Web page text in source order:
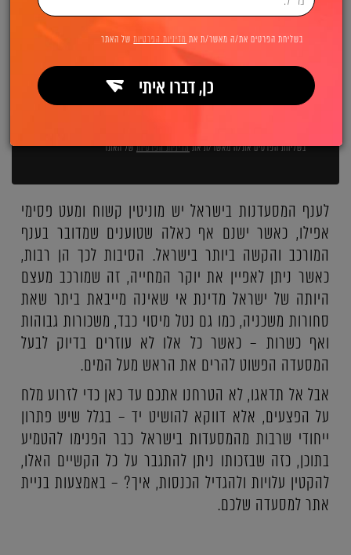
בשליחת הפרטים את/ה מאשר/ת אתמדיניות הפרטיותשל האתר
לענף המסעדנות בישראל יש מוניטין קשוח ומעט פסימי
אפילו, כאשר ישנם אף כאלה שטוענים שמדובר בענף
המורכב והקשה ביותר בישראל. הסיבות לכך הן רבות,
כאשר ניתן לאפיין את יוקר המחייה, זה שמורכב מעצם
היותה של ישראל מדינת אי שאינה מייבאת ביתר שאת
סחורות משכניה, כמו גם נטל מיסוי כבד, משכורות גבוהות
ואף כשרות – כאשר כל אלו לא עוזרים בדיוק לבעל
המסעדה הפשוט להרים את הראש מעל המים.
אבל אל תדאגו, לא הטרחנו אתכם עד כאן כדי לזרוע מלח
על הפצעים, אלא דווקא להושיט יד – בגלל שיש פתרון
ייחודי שרבות מהמסעדות בישראל כבר הפנימו להטמיע
בתוכן, כזה שבזכותו ניתן להתגבר על כל הקשיים האלו,
להקטין עלויות ולהגדיל הכנסות, איך? – באמצעות בניית
אתר למסעדה שלכם.
בשליחת הפרטים את/ה מאשר/ת את מדיניות הפרטיותשל האתר
כן, דברו איתי